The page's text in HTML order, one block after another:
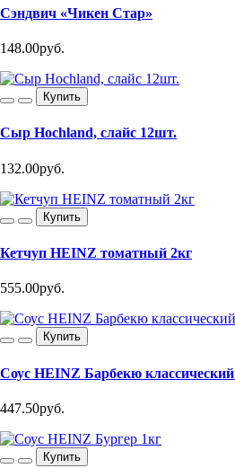
Сэндвич «Чикен Стар»
148.00руб.
Купить
Сыр Hochland, слайс 12шт.
132.00руб.
Купить
Кетчуп HEINZ томатный 2кг
555.00руб.
Купить
Соус HEINZ Барбекю классический
447.50руб.
Купить